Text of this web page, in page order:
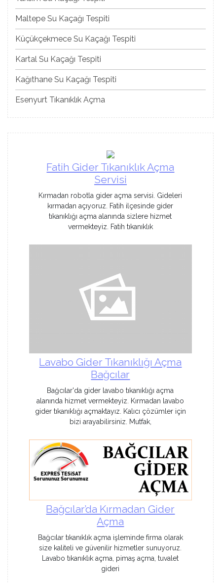
Maltepe Su Kaçağı Tespiti
Küçükçekmece Su Kaçağı Tespiti
Kartal Su Kaçağı Tespiti
Kağıthane Su Kaçağı Tespiti
Esenyurt Tıkanıklık Açma
Fatih Gider Tıkanıklık Açma
Servisi
Kırmadan robotla gider açma servisi. Gideleri
kırmadan açıyoruz. Fatih ilçesinde gider
tıkanıklığı açma alanında sizlere hizmet
vermekteyiz. Fatih tıkanıklık
Lavabo Gider Tıkanıklığı Açma
Bağcılar
Bağcılar'da gider lavabo tıkanıklığı açma
alanında hizmet vermekteyiz. Kırmadan lavabo
gider tıkanıklığı açmaktayız. Kalıcı çözümler için
bizi arayabilirsiniz. Mutfak,
Bağcılar’da Kırmadan Gider
Açma
Bağcılar tıkanıklık açma işleminde firma olarak
size kaliteli ve güvenilir hizmetler sunuyoruz.
Lavabo tıkanıklık açma, pimaş açma, tuvalet
gideri